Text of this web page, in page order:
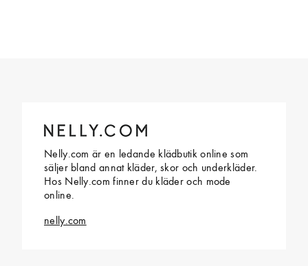
Nelly.com är en ledande klädbutik online som
säljer bland annat kläder, skor och underkläder.
Hos Nelly.com finner du kläder och mode
online.
nelly.com